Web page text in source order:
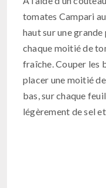
tomates Campari
haut sur une
chaque moitié de
fraîche. Couper les
placer une moitié
bas, sur chaque
légèrement de sel